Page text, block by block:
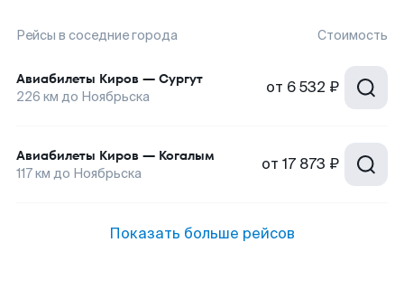
Рейсы в соседние города Стоимость
Авиабилеты Киров — Сургут
226 км до Ноябрьска от 6 532 ₽
Авиабилеты Киров — Когалым
117км до Ноябрьска от 17 873 ₽
Показать больше рейсов